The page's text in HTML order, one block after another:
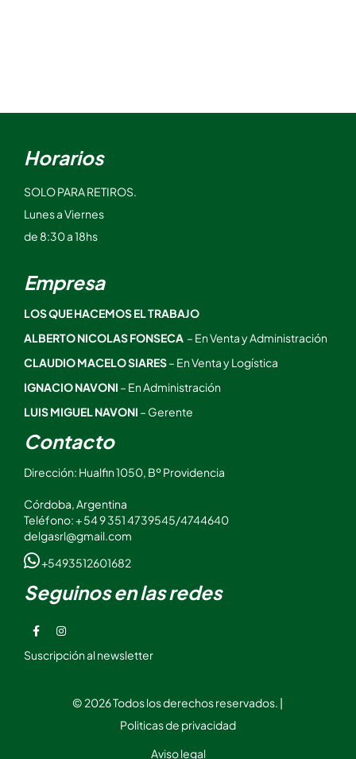
Horarios
SOLO PARA RETIROS.
Lunes a Viernes
de 8:30 a 18hs
Empresa
LOS QUE HACEMOS EL TRABAJO
ALBERTO NICOLAS FONSECA – En Venta y Administración
CLAUDIO MACELO SIARES– En Venta y Logística
IGNACIO NAVONI – En Administración
LUIS MIGUEL NAVONI – Gerente
Contacto
Dirección: Hualfin 1050, Bº Providencia
Córdoba, Argentina
Teléfono: + 54 9 351 4739545/4744640
delgasrl@gmail.com
+5493512601682
Seguinos en las redes
Suscripción al newsletter
© 2026 Todos los derechos reservados. |
Politicas de privacidad
Aviso legal